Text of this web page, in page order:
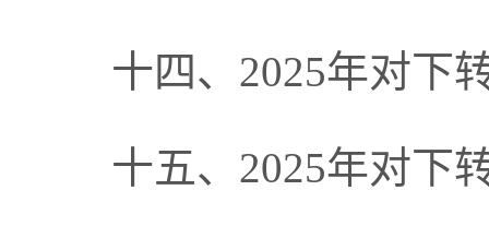
十四、2025年对下
十五、2025年对下